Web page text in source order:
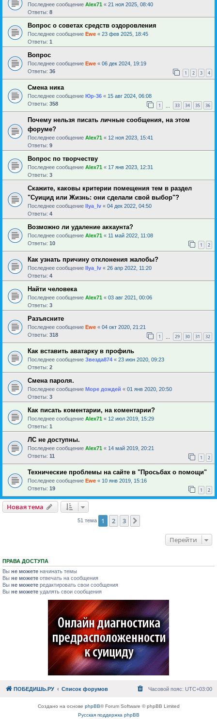
Последнее сообщение Alex71 « 21 ноя 2025, 08:40
Ответы: 8
Вопрос о советах средств оздоровления
Последнее сообщение Ewe « 23 фев 2025, 18:45
Ответы: 1
Вопрос
Последнее сообщение Ewe « 06 дек 2024, 19:19
Ответы: 36 1 2 3 4
Смена ника
Последнее сообщение Юр-36 « 15 авг 2024, 06:08
Ответы: 358 1 33 34 35 36
Почему нельзя писать личные сообщения, на этом
форуме?
Последнее сообщение Alex71 « 12 ноя 2023, 15:41
Ответы: 9
Вопрос по творчеству
Последнее сообщение Alex71 « 17 янв 2023, 12:31
Ответы: 3
Скажите, каковы критерии помещения тем в раздел
"Суицид или Жизнь: они сделали свой выбор"?
Последнее сообщение Ilya_Iv « 04 дек 2022, 04:50
Ответы: 4
Возможно ли удаление аккаунта?
Последнее сообщение Alex71 « 11 май 2022, 11:08
Ответы: 10 1 2
Как узнать причину отклонения жалобы?
Последнее сообщение Ilya_Iv « 26 апр 2022, 11:20
Ответы: 4
Найти человека
Последнее сообщение Alex71 « 03 авг 2021, 00:06
Ответы: 3
Разъясните
Последнее сообщение Ewe « 04 окт 2020, 21:21
Ответы: 318 1 29 30 31 32
Как вставить аватарку в профиль
Последнее сообщение Звезда874 « 23 июн 2020, 09:23
Ответы: 2
Смена пароля.
Последнее сообщение Море дождей « 01 янв 2020, 20:50
Ответы: 3
Как писать коментарии, на коментарии?
Последнее сообщение Alex71 « 12 июл 2019, 15:29
Ответы: 1
ЛС не доступны.
Последнее сообщение Alex71 « 14 май 2019, 20:21
Ответы: 11 1 2
Технические проблемы на сайте в "Просьбах о помощи"
Последнее сообщение Ewe « 10 янв 2019, 15:16
Ответы: 19 1 2
Новая тема
51 тема 1 2 3
Перейти
ПРАВА ДОСТУПА
Вы не можете начинать темы
Вы не можете отвечать на сообщения
Вы не можете редактировать свои сообщения
Вы не можете удалять свои сообщения
ПОБЕДИШЬ.РУ Список форумов Часовой пояс: UTC+03:00
Создано на основе phpBB® Forum Software © phpBB Limited
Русская поддержка phpBB